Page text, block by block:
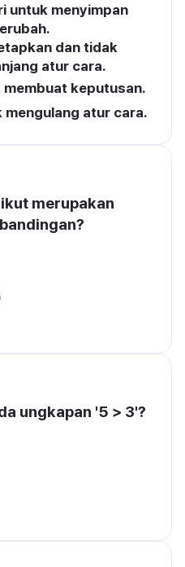
untuk menyimpan
dan tidak
atur cara.
keputusan.
atur cara.
merupakan
ungkapan '5 > 3'?